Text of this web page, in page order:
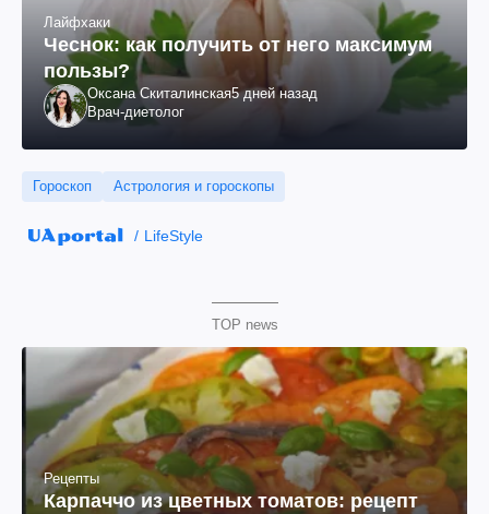
Лайфхаки
Чеснок: как получить от него максимум
пользы?
Оксана Скиталинская5 дней назад
Врач-диетолог
Гороскоп Астрология и гороскопы
LifeStyle
TOP news
Рецепты
Карпаччо из цветных томатов: рецепт